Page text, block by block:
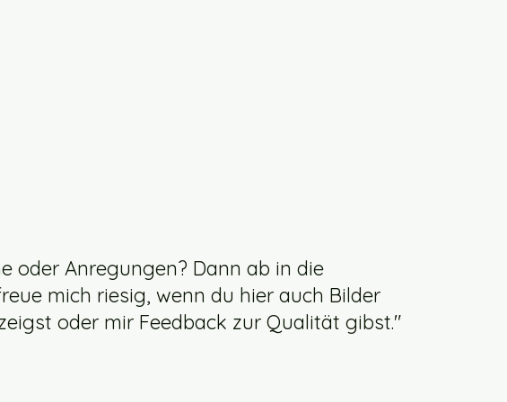
oder Anregungen? Dann ab in die
mich riesig, wenn du hier auch Bilder
oder mir Feedback zur Qualität gibst."